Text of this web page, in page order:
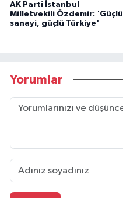
AK Parti İstanbul
Milletvekili Özdemir: 'Güçlü
sanayi, güçlü Türkiye'
Yorumlar